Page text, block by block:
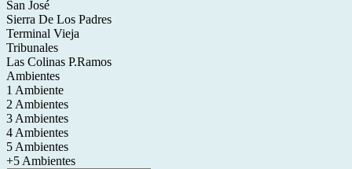
San José
Sierra De Los Padres
Terminal Vieja
Tribunales
Las Colinas P.Ramos
Ambientes
1 Ambiente
2 Ambientes
3 Ambientes
4 Ambientes
5 Ambientes
+5 Ambientes